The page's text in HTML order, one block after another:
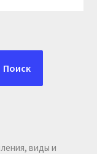
Поиск
виды и